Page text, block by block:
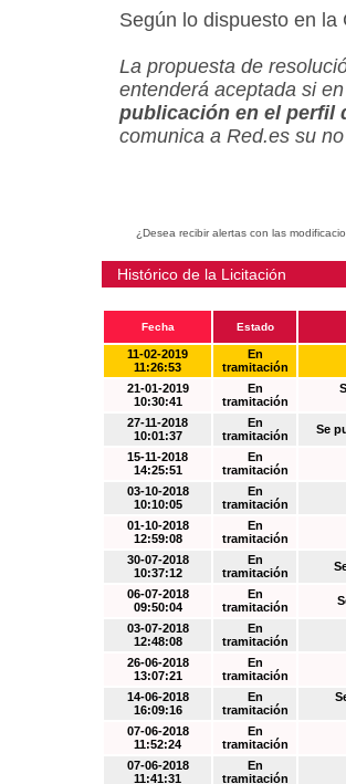
Según lo dispuesto en
La propuesta de
entenderá aceptada si
publicación en el perfil
comunica a Red.es su
¿Desea recibir alertas con las
Histórico de la Licitación
Fecha Estado
11-02-2019
11:26:53
En
tramitación
21-01-2019
10:30:41
En
tramitación
27-11-2018
10:01:37
En
tramitación
Se
15-11-2018
14:25:51
En
tramitación
03-10-2018
10:10:05
En
tramitación
01-10-2018
12:59:08
En
tramitación
30-07-2018
10:37:12
En
tramitación
06-07-2018
09:50:04
En
tramitación
03-07-2018
12:48:08
En
tramitación
26-06-2018
13:07:21
En
tramitación
14-06-2018
16:09:16
En
tramitación
07-06-2018
11:52:24
En
tramitación
07-06-2018
11:41:31
En
tramitación